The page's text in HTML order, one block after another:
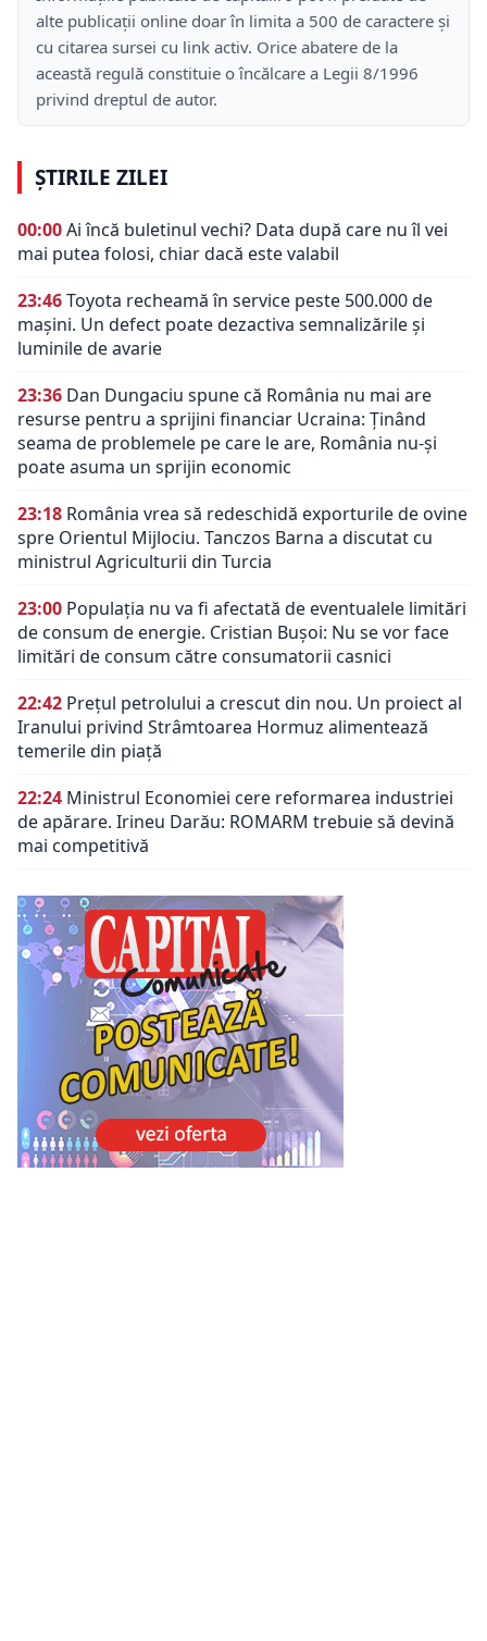
alte publicații online doar în limita a 500 de caractere și
cu citarea sursei cu link activ. Orice abatere de la
această regulă constituie o încălcare a Legii 8/1996
privind dreptul de autor.
ȘTIRILE ZILEI
00:00Ai încă buletinul vechi? Data după care nu îl vei
mai putea folosi, chiar dacă este valabil
23:46Toyota recheamă în service peste 500.000 de
mașini. Un defect poate dezactiva semnalizările și
luminile de avarie
23:36 Dan Dungaciu spune că România nu mai are
resurse pentru a sprijini financiar Ucraina: Ținând
seama de problemele pe care le are, România nu-și
poate asuma un sprijin economic
23:18 România vrea să redeschidă exporturile de ovine
spre Orientul Mijlociu. Tanczos Barna a discutat cu
ministrul Agriculturii din Turcia
23:00 Populația nu va fi afectată de eventualele limitări
de consum de energie. Cristian Bușoi: Nu se vor face
limitări de consum către consumatorii casnici
22:42 Prețul petrolului a crescut din nou. Un proiect al
Iranului privind Strâmtoarea Hormuz alimentează
temerile din piață
22:24 Ministrul Economiei cere reformarea industriei
de apărare. Irineu Darău: ROMARM trebuie să devină
mai competitivă